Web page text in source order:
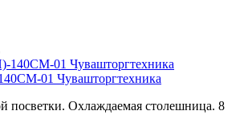
01 Чувашторгтехника
посветки. Охлаждаемая столешница. 8